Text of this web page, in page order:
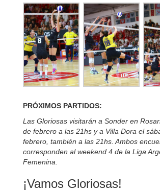
PRÓXIMOS PARTIDOS:
Las Gloriosas visitarán a Sonder en
de febrero a las 21hs y a Villa Dora el
febrero, también a las 21hs. Ambos
corresponden al weekend 4 de la Liga
Femenina.
¡Vamos Gloriosas!